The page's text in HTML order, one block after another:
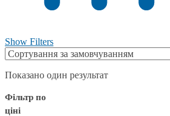
Show Filters
Показано один результат
Фільтр по
ціні